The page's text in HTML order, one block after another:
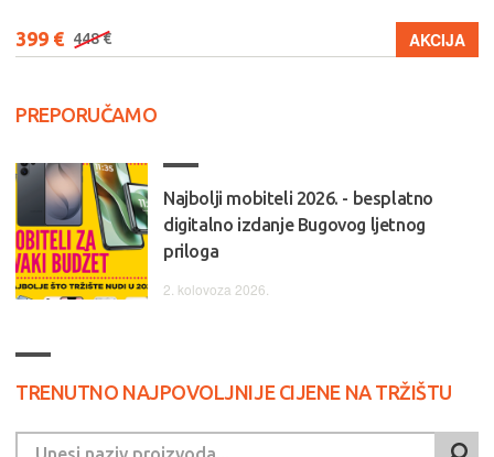
399 € 448 € AKCIJA
PREPORUČAMO
Najbolji mobiteli 2026. - besplatno
digitalno izdanje Bugovog ljetnog
priloga
2. kolovoza 2026.
TRENUTNO NAJPOVOLJNIJE CIJENE NA TRŽIŠTU